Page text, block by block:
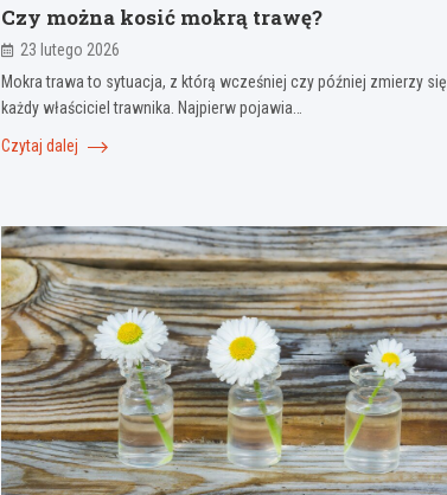
Czy można kosić mokrą trawę?
23 lutego 2026
Mokra trawa to sytuacja, z którą wcześniej czy później zmierzy się
każdy właściciel trawnika. Najpierw pojawia…
Czytaj dalej